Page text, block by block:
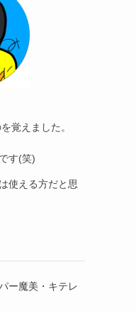
覚えました。
す(笑)
使える方だと思
ー魔美・キテレ